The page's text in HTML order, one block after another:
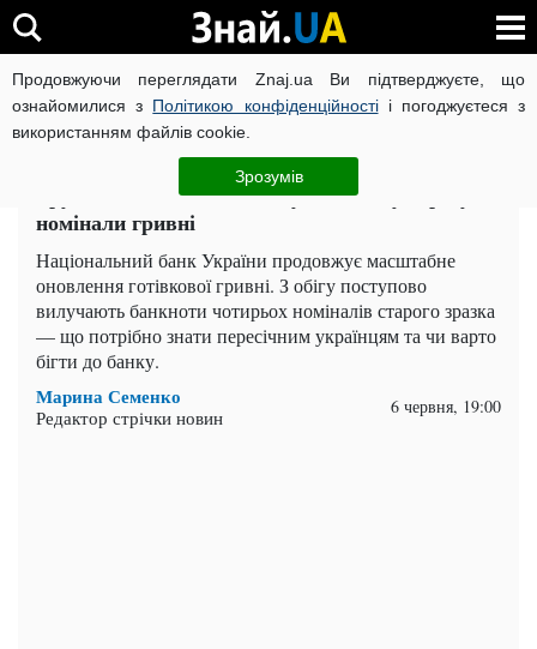
Продовжуючи переглядати Znaj.ua Ви підтверджуєте, що
ознайомилися з Політикою конфіденційностіі погоджуєтеся з
використанням файлів cookie.
Зрозумів
ВІЙНА РОСІЇ ПРОТИ УКРАЇНИ КОРОНАВІРУС В УКРАЇНІ
ЧИТАТЬ НА РУССКОМ
Трусіть гаманці: НБУ вилучає з обігу одразу 4
номінали гривні
Національний банк України продовжує масштабне
оновлення готівкової гривні. З обігу поступово
вилучають банкноти чотирьох номіналів старого зразка
— що потрібно знати пересічним українцям та чи варто
бігти до банку.
Марина Семенко
Редактор стрічки новин 6 червня, 19:00